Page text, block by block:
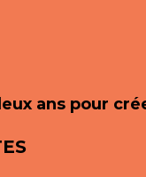
ans pour